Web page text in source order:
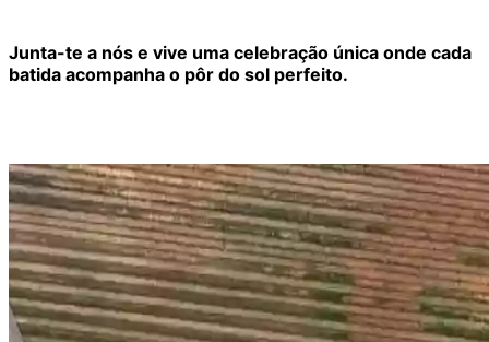
Junta-te a nós e vive uma celebração única onde cada
batida acompanha o pôr do sol perfeito.